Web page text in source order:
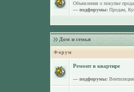
Объявления о покупке
— подфорумы: Продам,
Дом и семья
Форум
Ремонт в квартире
— подфорумы: Вентиляция,